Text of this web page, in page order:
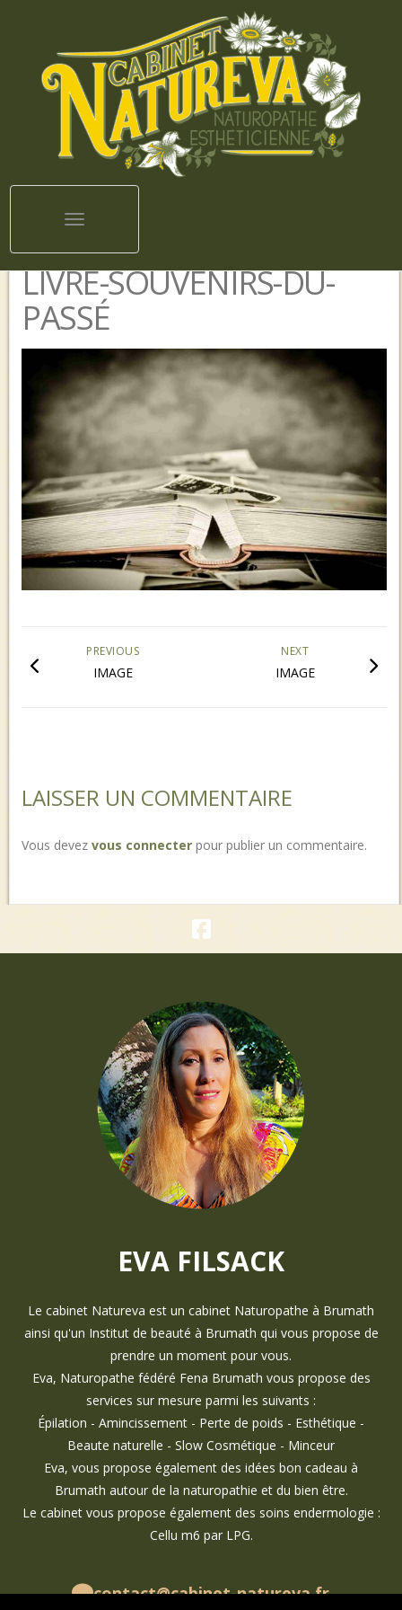
Toggle navigation
LIVRE-SOUVENIRS-DU-
PASSÉ
NEXT
IMAGE
PREVIOUS
IMAGE
LAISSER UN COMMENTAIRE
Vous devez vous connecterpour publier un commentaire.
EVA FILSACK
Le cabinet Natureva est un cabinet Naturopathe à Brumath
ainsi qu'un Institut de beauté à Brumath qui vous propose de
prendre un moment pour vous.
Eva, Naturopathe fédéré Fena Brumath vous propose des
services sur mesure parmi les suivants :
Épilation - Amincissement - Perte de poids - Esthétique -
Beaute naturelle - Slow Cosmétique - Minceur
Eva, vous propose également des idées bon cadeau à
Brumath autour de la naturopathie et du bien être.
Le cabinet vous propose également des soins endermologie :
Cellu m6 par LPG.
contact@cabinet-natureva.fr